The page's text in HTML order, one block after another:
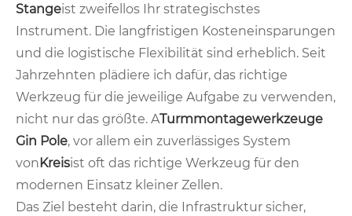
Stangeist zweifellos Ihr strategischstes
Instrument. Die langfristigen Kosteneinsparungen
und die logistische Flexibilität sind erheblich. Seit
Jahrzehnten plädiere ich dafür, das richtige
Werkzeug für die jeweilige Aufgabe zu verwenden,
nicht nur das größte. ATurmmontagewerkzeuge
Gin Pole, vor allem ein zuverlässiges System
vonKreisist oft das richtige Werkzeug für den
modernen Einsatz kleiner Zellen.
Das Ziel besteht darin, die Infrastruktur sicher,